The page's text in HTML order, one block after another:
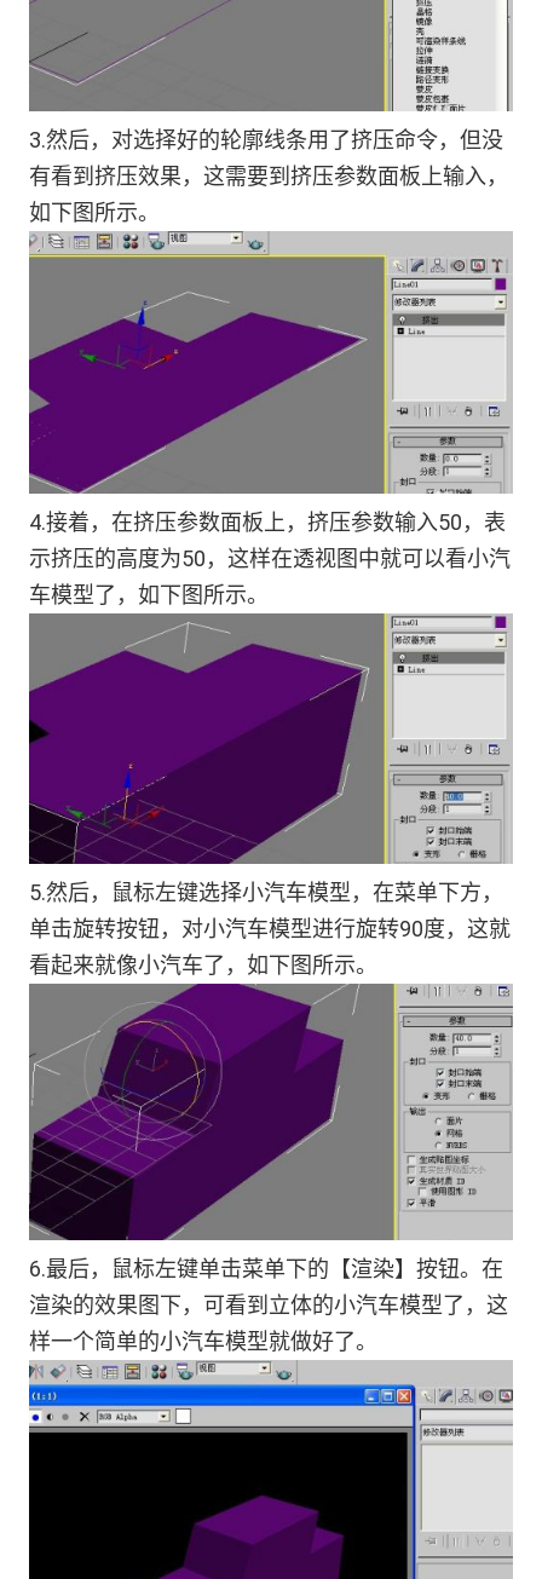
3.然后，对选择好的轮廓线条用了挤压命令，但没
有看到挤压效果，这需要到挤压参数面板上输入，
如下图所示。
4.接着，在挤压参数面板上，挤压参数输入50，表
示挤压的高度为50，这样在透视图中就可以看小汽
车模型了，如下图所示。
5.然后，鼠标左键选择小汽车模型，在菜单下方，
单击旋转按钮，对小汽车模型进行旋转90度，这就
看起来就像小汽车了，如下图所示。
6.最后，鼠标左键单击菜单下的【渲染】按钮。在
渲染的效果图下，可看到立体的小汽车模型了，这
样一个简单的小汽车模型就做好了。